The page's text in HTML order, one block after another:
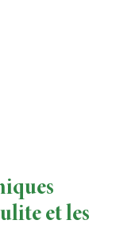
et les